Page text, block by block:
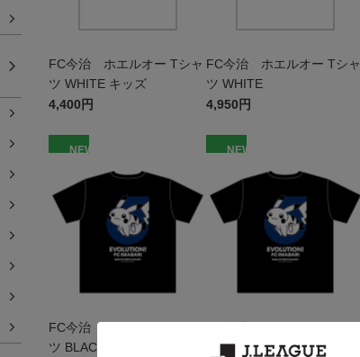
FC今治 ホエルオー Tシャ
ツ WHITE キッズ
4,400円
FC今治 ホエルオー Tシャ
ツ WHITE
4,950円
NEW
FC今治 ピカチュウ Tシャ
ツ BLACK キッズ
NEW
ツ BLACK